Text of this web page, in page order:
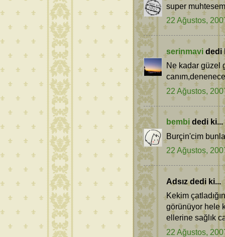
super
22 Ağustos,
serinmavi dedi
Ne kadar güzel
22 Ağustos,
bembi dedi ki...
Burçin'cim
22 Ağustos,
Adsız dedi ki...
Kekim
görünüyor hele
ellerine sağlık
22 Ağustos,